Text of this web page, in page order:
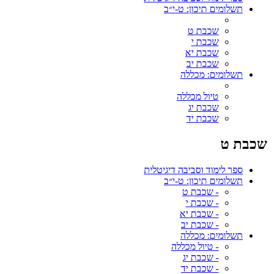
תשלומים תיכון: ט-י״ב
שכבת ט
שכבת י
שכבת יא
שכבת יב
תשלומים: מכללה
טיול מכללה
שכבת יג
שכבת יד
שכבת ט
ספר לימוד וסביבה דיגיטלית
תשלומים תיכון: ט-י״ב
- שכבת ט
- שכבת י
- שכבת יא
- שכבת יב
תשלומים: מכללה
- טיול מכללה
- שכבת יג
- שכבת יד